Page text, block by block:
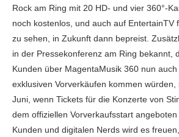
Rock am Ring mit 20 HD- und vier 360°-
noch kostenlos, und auch auf EntertainTV
zu sehen, in Zukunft dann bepreist.
in der Pressekonferenz am Ring bekannt,
Kunden über MagentaMusik 360 nun
exklusiven Vorverkäufen kommen würden,
Juni, wenn Tickets für die Konzerte von
dem offiziellen Vorverkaufsstart
Kunden und digitalen Nerds wird es